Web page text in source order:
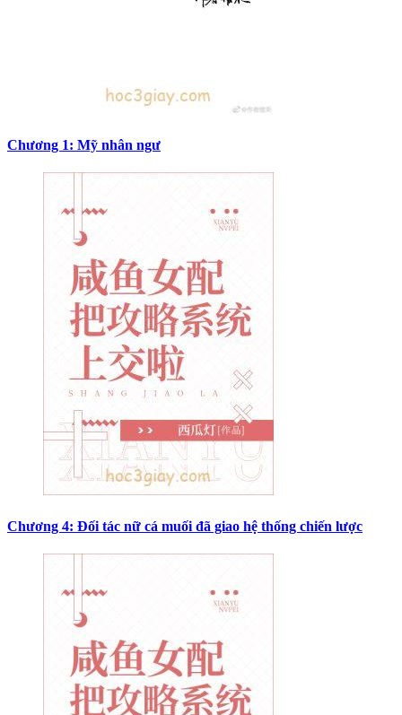
Chương 1: Mỹ nhân ngư
Chương 4: Đối tác nữ cá muối đã giao hệ thống chiến lược